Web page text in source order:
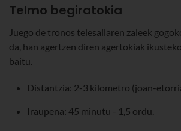
Telmo begiratokia
Juego de tronos telesailaren zaleek
da, han agertzen diren agertokiak
baitu.
Distantzia: 2-3 kilometro (joan-
Iraupena: 45 minutu - 1,5 ordu.